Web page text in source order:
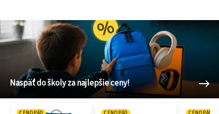
Naspäť do školy za najlepšie ceny!